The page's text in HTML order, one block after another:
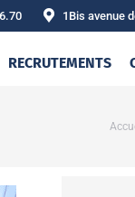
1Bis avenue
RECRUTEMENTS